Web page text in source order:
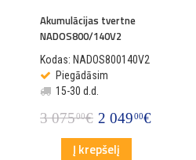
Akumulācijas tvertne
NADOS800/140V2
Kodas: NADOS800140V2
Piegādāsim
15-30 d.d.
3 07500€ 2 04900€
Į krepšelį